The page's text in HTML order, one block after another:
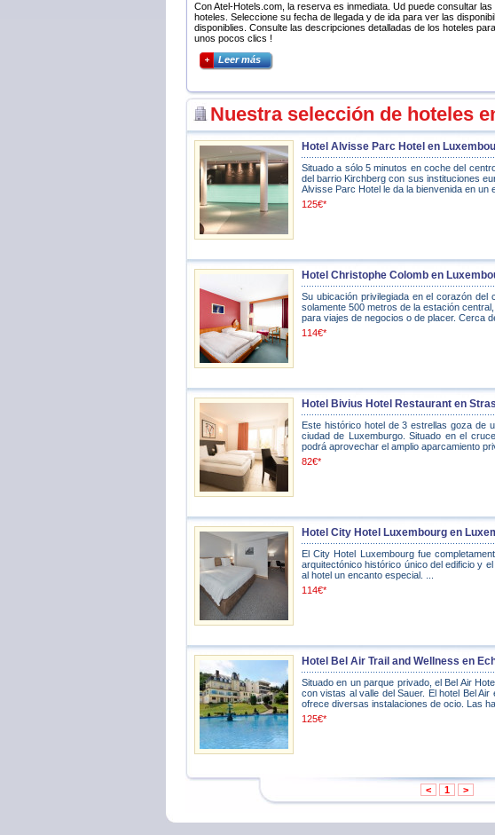
Con Atel-Hotels.com, la reserva es inmediata. Ud puede consultar
hoteles. Seleccione su fecha de llegada y de ida para ver las
disponiblies. Consulte las descripciones detalladas de los hoteles
unos pocos clics !
Leer más
Nuestra selección de hoteles
Hotel Alvisse Parc Hotel en
Situado a sólo 5 minutos en coche del
del barrio Kirchberg con sus instituciones
Alvisse Parc Hotel le da la bienvenida en un
125€*
Hotel Christophe Colomb en
Su ubicación privilegiada en el corazón
solamente 500 metros de la estación
para viajes de negocios o de placer. Cerca
114€*
Hotel Bivius Hotel Restaurant en
Este histórico hotel de 3 estrellas goza de
ciudad de Luxemburgo. Situado en el
podrá aprovechar el amplio aparcamiento
82€*
Hotel City Hotel Luxembourg en
El City Hotel Luxembourg fue
arquitectónico histórico único del edificio y
al hotel un encanto especial. ...
114€*
Hotel Bel Air Trail and Wellness en
Situado en un parque privado, el Bel Air
con vistas al valle del Sauer. El hotel Bel
ofrece diversas instalaciones de ocio. Las
125€*
< 1 >